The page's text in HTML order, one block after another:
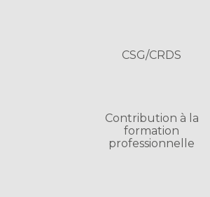
CSG/CRDS
Contribution à la
formation
professionnelle